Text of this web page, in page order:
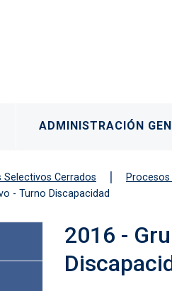
principal
ADMINISTRACIÓN
Selectivos Cerrados
- Turno Discapacidad
2016 -